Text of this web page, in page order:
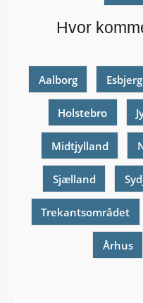
Hvor
Aalborg Esbjerg
Holstebro
Midtjylland
Sjælland
Trekantsområdet
Århus